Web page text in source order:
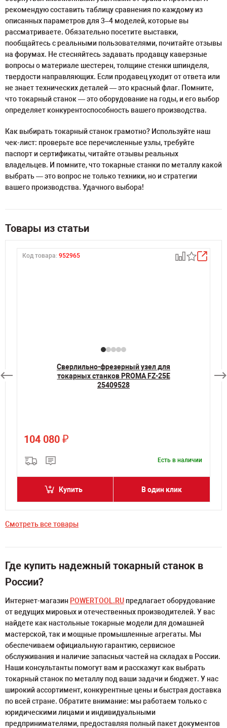
рекомендую составить таблицу сравнения по каждому из
описанных параметров для 3–4 моделей, которые вы
рассматриваете. Обязательно посетите выставки,
пообщайтесь с реальными пользователями, почитайте отзывы
на форумах. Не стесняйтесь задавать продавцу каверзные
вопросы о материале шестерен, толщине стенки шпинделя,
твердости направляющих. Если продавец уходит от ответа или
не знает технических деталей — это красный флаг. Помните,
что токарный станок — это оборудование на годы, и его выбор
определяет конкурентоспособность вашего производства.
Как выбирать токарный станок грамотно? Используйте наш
чек-лист: проверьте все перечисленные узлы, требуйте
паспорт и сертификаты, читайте отзывы реальных
владельцев. И помните, что токарные станки по металлу какой
выбрать — это вопрос не только техники, но и стратегии
вашего производства. Удачного выбора!
Товары из статьи
Код товара: 952965
Сверлильно-фрезерный узел для
токарных станков PROMA FZ-25E
25409528
104 080 ₽
Есть в наличии
Купить В один клик
Смотреть все товары
Где купить надежный токарный станок в
России?
Интернет-магазин POWERTOOL.RU предлагает оборудование
от ведущих мировых и отечественных производителей. У вас
найдете как настольные токарные модели для домашней
мастерской, так и мощные промышленные агрегаты. Мы
обеспечиваем официальную гарантию, сервисное
обслуживания и наличие запасных частей на складах в России.
Наши консультанты помогут вам и расскажут как выбрать
токарный станок по металлу под ваши задачи и бюджет. У нас
широкий ассортимент, конкурентные цены и быстрая доставка
по всей стране. Обратите внимание: мы работаем только с
юридическими лицами и индивидуальными
предпринимателями, предоставляя полный пакет документов